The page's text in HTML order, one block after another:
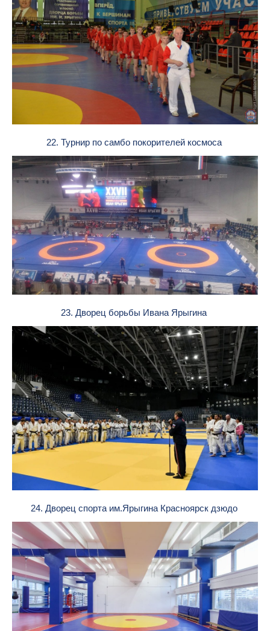
22. Турнир по самбо покорителей космоса
23. Дворец борьбы Ивана Ярыгина
24. Дворец спорта им.Ярыгина Красноярск дзюдо